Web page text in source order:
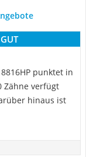
punktet in
Zähne verfügt
hinaus ist